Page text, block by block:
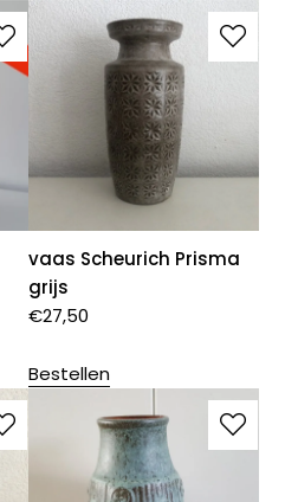
vaas Scheurich Prisma
grijs
€27,50
Bestellen